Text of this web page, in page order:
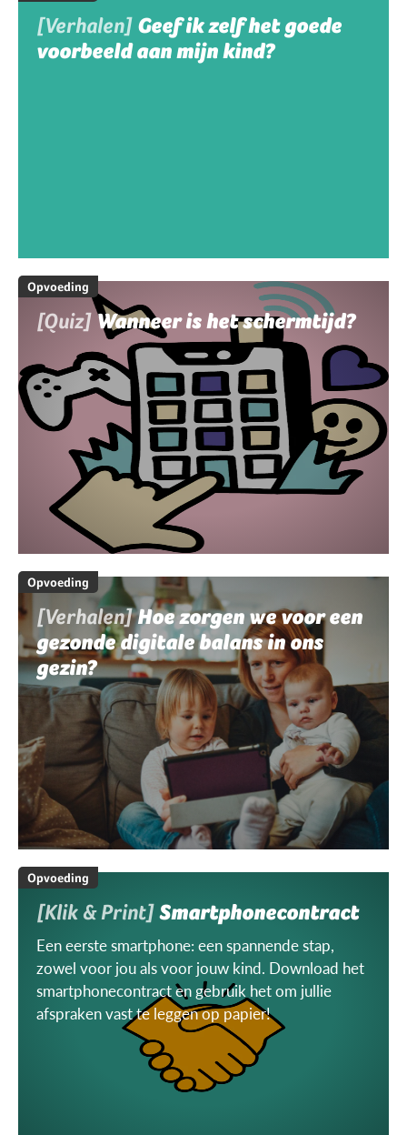
[Verhalen] Geef ik zelf het goede
voorbeeld aan mijn kind?
Opvoeding
[Quiz] Wanneer is het schermtijd?
Opvoeding
[Verhalen]Hoe zorgen we voor een
gezonde digitale balans in ons
gezin?
Opvoeding
[Klik & Print]Smartphonecontract
Een eerste smartphone: een spannende stap,
zowel voor jou als voor jouw kind. Download het
smartphonecontract en gebruik het om jullie
afspraken vast te leggen op papier!